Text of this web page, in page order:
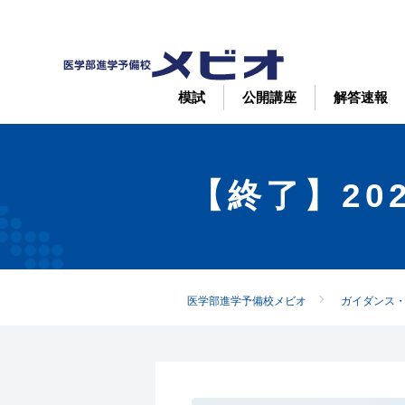
模試 公開講座 解答速報
【終了】
医学部進学予備校メビオ ガイダンス